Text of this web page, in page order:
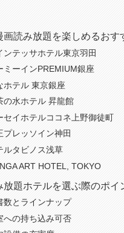
画読み放題を楽しめるおす
ンテッサホテル東京羽田
ミーインPREMIUM銀座
ホテル 東京銀座
の水ホテル 昇龍館
セイホテルココネ上野御徒町
プレッソイン神田
ルタビノス浅草
ART HOTEL, TOKYO
放題ホテルを選ぶ際のポイ
数とラインナップ
への持ち込み可否